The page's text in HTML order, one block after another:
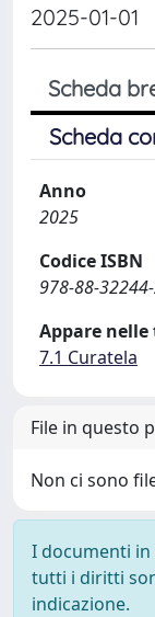
2025-01-01
Scheda
Scheda
Anno
2025
Codice ISBN
978-88-
Appare
7.1 Curatela
File in questo
Non ci sono
I documenti
tutti i diritti
indicazione.